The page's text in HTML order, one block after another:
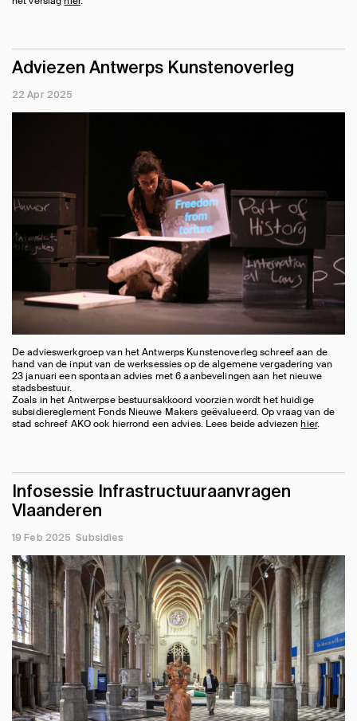
Adviezen Antwerps Kunstenoverleg
22 Apr 2025
De advieswerkgroep van het Antwerps Kunstenoverleg schreef aan de
hand van de input van de werksessies op de algemene vergadering van
23 januari een spontaan advies met 6 aanbevelingen aan het nieuwe
stadsbestuur.
Zoals in het Antwerpse bestuursakkoord voorzien wordt het huidige
subsidiereglement Fonds Nieuwe Makers geëvalueerd. Op vraag van de
stad schreef AKO ook hierrond een advies. Lees beide adviezenhier.
Infosessie Infrastructuuraanvragen
Vlaanderen
19 Feb 2025 Subsidies